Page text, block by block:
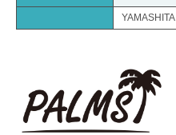
YAMASHITA